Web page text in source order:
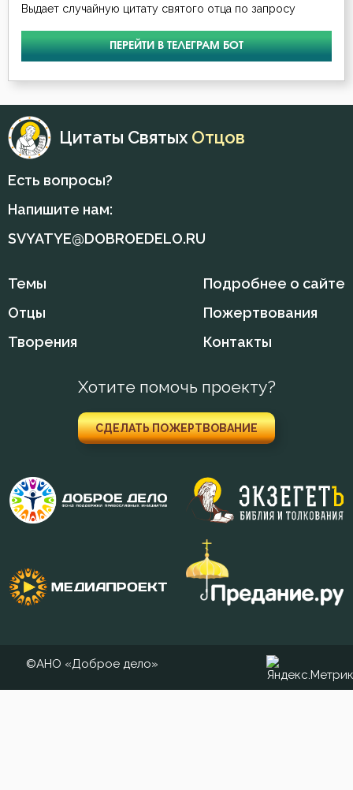
Проповеди
Прошение
Прощение
Пьянство
Работа
Рабство телесное
Радость
Развлечение
Раздражительность
Ревность
Родители
Ропот
Выдает случайную цитату святого отца по запросу
ПЕРЕЙТИ В ТЕЛЕГРАМ БОТ
Цитаты Святых Отцов
Есть вопросы?
Напишите нам:
SVYATYE@DOBROEDELO.RU
Темы
Отцы
Творения
Подробнее о сайте
Пожертвования
Контакты
Хотите помочь проекту?
СДЕЛАТЬ ПОЖЕРТВОВАНИЕ
©АНО «Доброе дело»